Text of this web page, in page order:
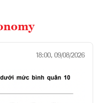
18:00, 09/08/2026